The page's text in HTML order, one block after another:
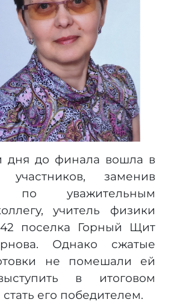
дня до финала вошла в
заменив
по уважительным
учитель физики
поселка Горный Щит
Однако сжатые
не помешали ей
в итоговом
его победителем.